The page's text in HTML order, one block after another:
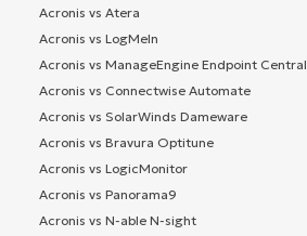
Acronis vs Atera
Acronis vs LogMeIn
Acronis vs ManageEngine Endpoint Central
Acronis vs Connectwise Automate
Acronis vs SolarWinds Dameware
Acronis vs Bravura Optitune
Acronis vs LogicMonitor
Acronis vs Panorama9
Acronis vs N-able N-sight